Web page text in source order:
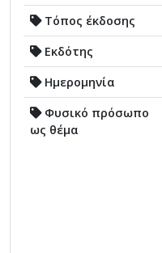
Τόπος έκδοσης
Εκδότης
Ημερομηνία
Φυσικό πρόσωπο
ως θέμα